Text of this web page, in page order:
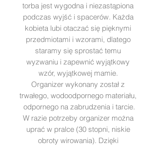
torba jest wygodna i niezastąpiona
podczas wyjść i spacerów. Każda
kobieta lubi otaczać się pięknymi
przedmiotami i wzorami, dlatego
staramy się sprostać temu
wyzwaniu i zapewnić wyjątkowy
wzór, wyjątkowej mamie.
Organizer wykonany został z
trwałego, wodoodpornego materiału,
odpornego na zabrudzenia i tarcie.
W razie potrzeby organizer można
uprać w pralce (30 stopni, niskie
obroty wirowania). Dzięki